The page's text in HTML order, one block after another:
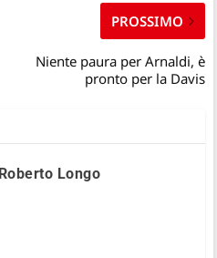
PROSSIMO
Niente paura per Arnaldi, è
pronto per la Davis
Roberto Longo